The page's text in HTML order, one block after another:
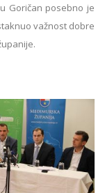
Goričan posebno je
važnost dobre